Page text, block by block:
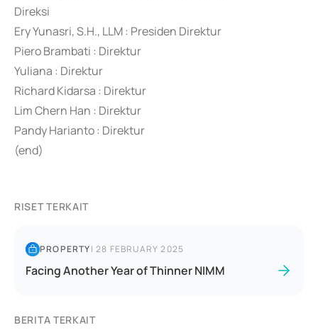
Direksi
Ery Yunasri, S.H., LLM : Presiden Direktur
Piero Brambati : Direktur
Yuliana : Direktur
Richard Kidarsa : Direktur
Lim Chern Han : Direktur
Pandy Harianto : Direktur
(end)
RISET TERKAIT
PROPERTY|28 FEBRUARY 2025
Facing Another Year of Thinner NIMM
BERITA TERKAIT